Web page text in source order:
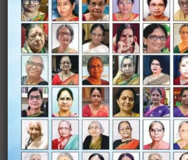
Name *
Email*